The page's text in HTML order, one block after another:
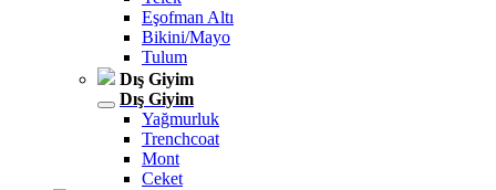
Eşofman Altı
Bikini/Mayo
Tulum
Dış Giyim
Dış Giyim
Yağmurluk
Trenchcoat
Mont
Ceket